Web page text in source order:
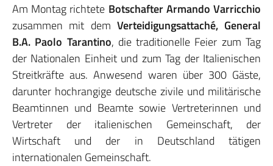
Am Montag richtete Botschafter Armando Varricchio
zusammen mit dem Verteidigungsattaché, General
B.A. Paolo Tarantino, die traditionelle Feier zum Tag
der Nationalen Einheit und zum Tag der Italienischen
Streitkräfte aus. Anwesend waren über 300 Gäste,
darunter hochrangige deutsche zivile und militärische
Beamtinnen und Beamte sowie Vertreterinnen und
Vertreter der italienischen Gemeinschaft, der
Wirtschaft und der in Deutschland tätigen
internationalen Gemeinschaft.